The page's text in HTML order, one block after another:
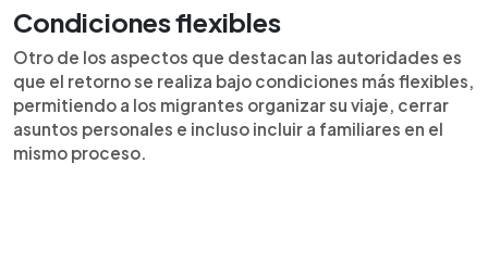
Condiciones flexibles
Otro de los aspectos que destacan las autoridades es
que el retorno se realiza bajo condiciones más flexibles,
permitiendo a los migrantes organizar su viaje, cerrar
asuntos personales e incluso incluir a familiares en el
mismo proceso.